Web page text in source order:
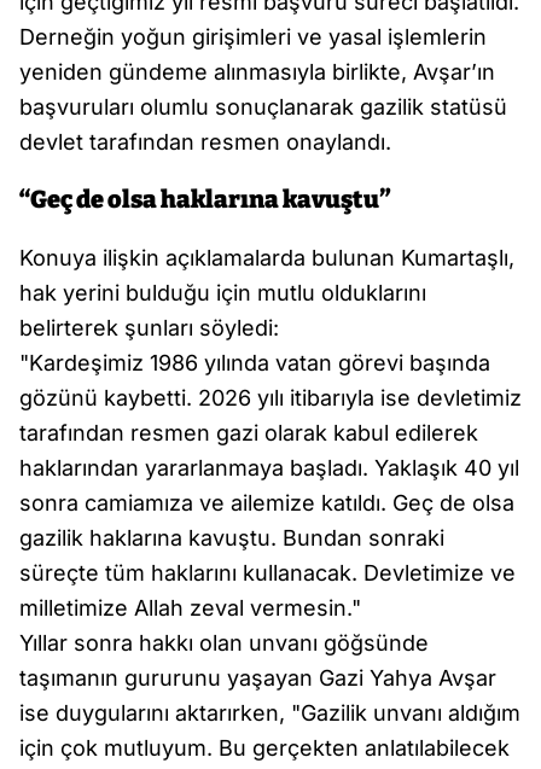
Derneğin yoğun girişimleri ve yasal işlemlerin
yeniden gündeme alınmasıyla birlikte, Avşar’ın
başvuruları olumlu sonuçlanarak gazilik statüsü
devlet tarafından resmen onaylandı.
“Geç de olsa haklarına kavuştu”
Konuya ilişkin açıklamalarda bulunan Kumartaşlı,
hak yerini bulduğu için mutlu olduklarını
belirterek şunları söyledi:
"Kardeşimiz 1986 yılında vatan görevi başında
gözünü kaybetti. 2026 yılı itibarıyla ise devletimiz
tarafından resmen gazi olarak kabul edilerek
haklarından yararlanmaya başladı. Yaklaşık 40 yıl
sonra camiamıza ve ailemize katıldı. Geç de olsa
gazilik haklarına kavuştu. Bundan sonraki
süreçte tüm haklarını kullanacak. Devletimize ve
milletimize Allah zeval vermesin."
Yıllar sonra hakkı olan unvanı göğsünde
taşımanın gururunu yaşayan Gazi Yahya Avşar
ise duygularını aktarırken, "Gazilik unvanı aldığım
için çok mutluyum. Bu gerçekten anlatılabilecek